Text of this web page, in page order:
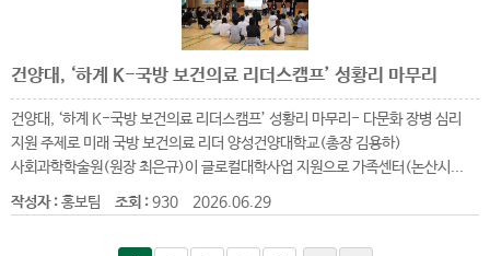
건양대, ‘하계 K-국방 보건의료 리더스캠프’ 성황리 마무리
건양대, ‘하계 K-국방 보건의료 리더스캠프’ 성황리 마무리- 다문화 장병 심리
지원 주제로 미래 국방 보건의료 리더 양성건양대학교(총장 김용하)
사회과학학술원(원장 최은규)이 글로컬대학사업 지원으로 가족센터(논산시...
작성자 :홍보팀 조회 :930 2026.06.29